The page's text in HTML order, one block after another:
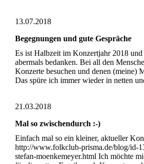
13.07.2018
Begegnungen und gute Gespräche
Es ist Halbzeit im Konzertjahr 2018
abermals bedanken. Bei all den
Konzerte besuchen und denen (meine)
Das spüre ich immer wieder in netten
21.03.2018
Mal so zwischendurch :-)
Einfach mal so ein kleiner, aktueller
http://www.folkclub-prisma.de/blog/id-
stefan-moenkemeyer.html Ich möchte